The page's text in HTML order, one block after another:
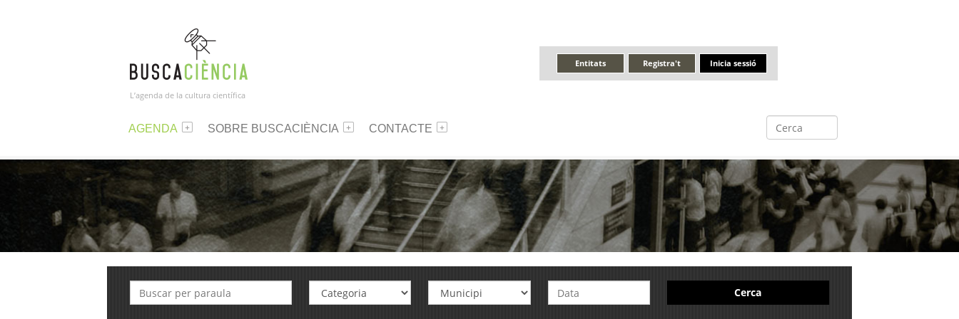
L’agenda de la cultura científica
Inicia sessió
Registra't
Entitats
AGENDA SOBRE BUSCACIÈNCIA CONTACTE
Cerca